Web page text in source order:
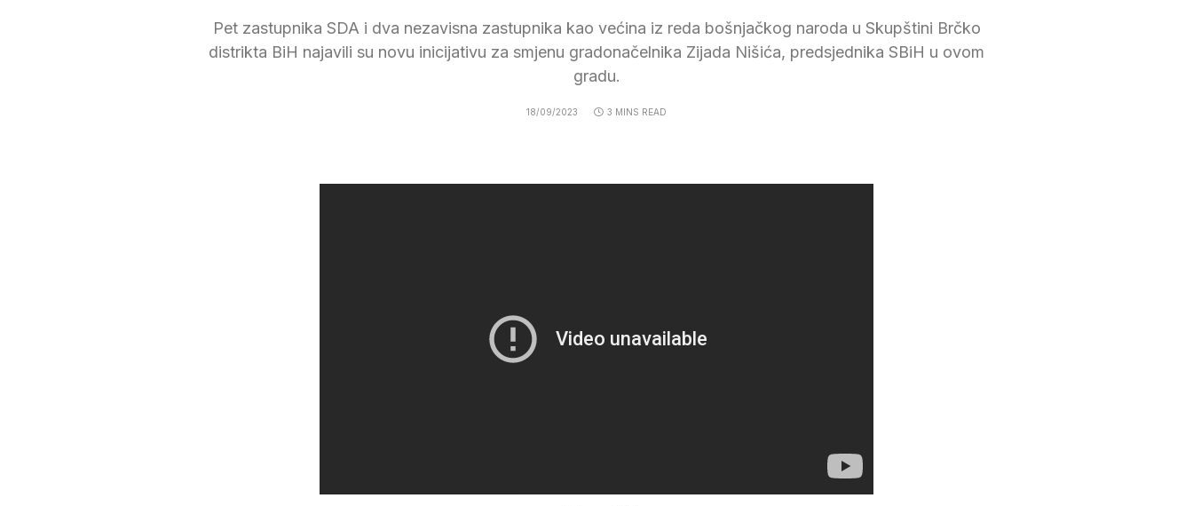
Pet zastupnika SDA i dva nezavisna zastupnika kao većina iz reda bošnjačkog naroda u Skupštini Brčko
distrikta BiH najavili su novu inicijativu za smjenu gradonačelnika Zijada Nišića, predsjednika SBiH u ovom
gradu.
18/09/2023 3 MINS READ